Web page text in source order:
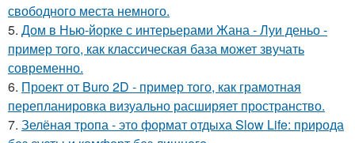
свободного места немного.
5. Дом в Нью-йорке с интерьерами Жана - Луи деньо -
пример того, как классическая база может звучать
современно.
6. Проект от Buro 2D - пример того, как грамотная
перепланировка визуально расширяет пространство.
7. Зелёная тропа - это формат отдыха Slow Life: природа